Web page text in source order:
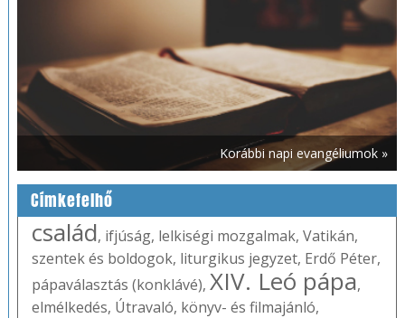
Korábbi napi evangéliumok »
Címkefelhő
család, ifjúság, lelkiségi mozgalmak, Vatikán,
szentek és boldogok, liturgikus jegyzet, Erdő Péter,
pápaválasztás (konklávé), XIV. Leó pápa,
elmélkedés, Útravaló, könyv- és filmajánló,